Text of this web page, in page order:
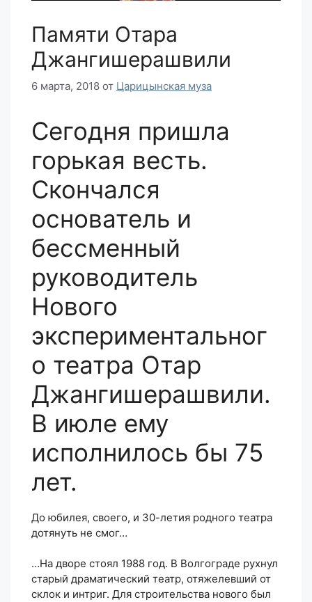
Памяти Отара
Джангишерашвили
6 марта, 2018 от Царицынская муза
Сегодня пришла
горькая весть.
Скончался
основатель и
бессменный
руководитель
Нового
экспериментальног
о театра Отар
Джангишерашвили.
В июле ему
исполнилось бы 75
лет.
До юбилея, своего, и 30-летия родного театра
дотянуть не смог…
…На дворе стоял 1988 год. В Волгограде рухнул
старый драматический театр, отяжелевший от
склок и интриг. Для строительства нового был